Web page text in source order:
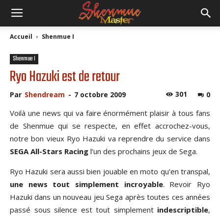
Accueil Shenmue I
Shenmue I
Ryo Hazuki est de retour
Par Shendream - 7 octobre 2009 0
301
Voilà une news qui va faire énormément plaisir à tous fans
de Shenmue qui se respecte, en effet accrochez-vous,
notre bon vieux Ryo Hazuki va reprendre du service dans
SEGA All-Stars Racing l’un des prochains jeux de Sega.
Ryo Hazuki sera aussi bien jouable en moto qu’en transpal,
une news tout simplement incroyable. Revoir Ryo
Hazuki dans un nouveau jeu Sega après toutes ces années
passé sous silence est tout simplement indescriptible,